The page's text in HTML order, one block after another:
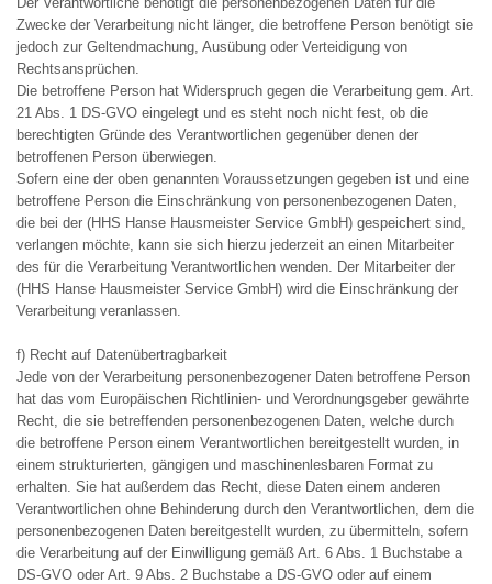
Zwecke der Verarbeitung nicht länger, die betroffene Person benötigt sie
jedoch zur Geltendmachung, Ausübung oder Verteidigung von
Rechtsansprüchen.
Die betroffene Person hat Widerspruch gegen die Verarbeitung gem. Art.
21 Abs. 1 DS-GVO eingelegt und es steht noch nicht fest, ob die
berechtigten Gründe des Verantwortlichen gegenüber denen der
betroffenen Person überwiegen.
Sofern eine der oben genannten Voraussetzungen gegeben ist und eine
betroffene Person die Einschränkung von personenbezogenen Daten,
die bei der (HHS Hanse Hausmeister Service GmbH) gespeichert sind,
verlangen möchte, kann sie sich hierzu jederzeit an einen Mitarbeiter
des für die Verarbeitung Verantwortlichen wenden. Der Mitarbeiter der
(HHS Hanse Hausmeister Service GmbH) wird die Einschränkung der
Verarbeitung veranlassen.
f) Recht auf Datenübertragbarkeit
Jede von der Verarbeitung personenbezogener Daten betroffene Person
hat das vom Europäischen Richtlinien- und Verordnungsgeber gewährte
Recht, die sie betreffenden personenbezogenen Daten, welche durch
die betroffene Person einem Verantwortlichen bereitgestellt wurden, in
einem strukturierten, gängigen und maschinenlesbaren Format zu
erhalten. Sie hat außerdem das Recht, diese Daten einem anderen
Verantwortlichen ohne Behinderung durch den Verantwortlichen, dem die
personenbezogenen Daten bereitgestellt wurden, zu übermitteln, sofern
die Verarbeitung auf der Einwilligung gemäß Art. 6 Abs. 1 Buchstabe a
DS-GVO oder Art. 9 Abs. 2 Buchstabe a DS-GVO oder auf einem